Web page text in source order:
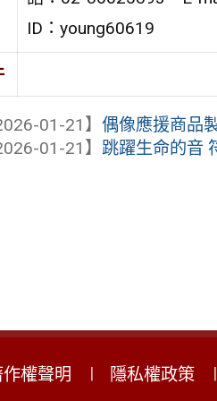
ID：young60619
01-21】偶像應援商品
01-21】跳躍生命的音
權聲明 隱私權政策